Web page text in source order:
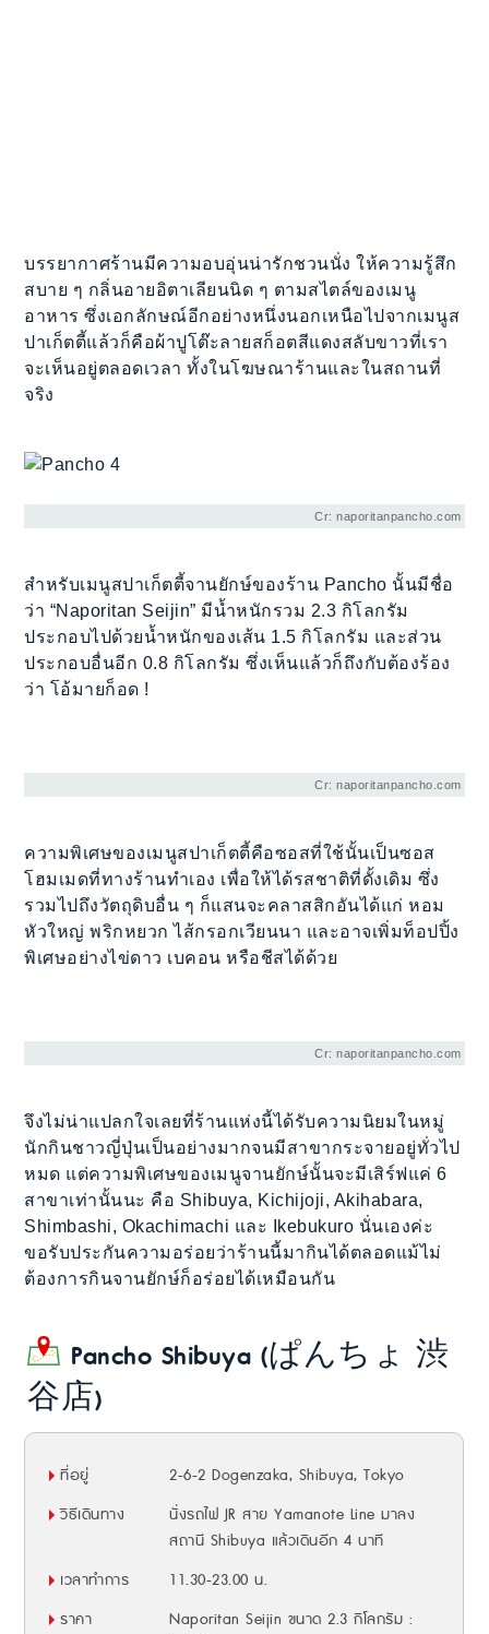
บรรยากาศร้านมีความอบอุ่นน่ารักชวนนั่ง ให้ความรู้สึก
สบาย ๆ กลิ่นอายอิตาเลียนนิด ๆ ตามสไตล์ของเมนู
อาหาร ซึ่งเอกลักษณ์อีกอย่างหนึ่งนอกเหนือไปจากเมนูส
ปาเก็ตตี้แล้วก็คือผ้าปูโต๊ะลายสก็อตสีแดงสลับขาวที่เรา
จะเห็นอยู่ตลอดเวลา ทั้งในโฆษณาร้านและในสถานที่
จริง
Cr: naporitanpancho.com
สำหรับเมนูสปาเก็ตตี้จานยักษ์ของร้าน Pancho นั้นมีชื่อ
ว่า “Naporitan Seijin” มีน้ำหนักรวม 2.3 กิโลกรัม
ประกอบไปด้วยน้ำหนักของเส้น 1.5 กิโลกรัม และส่วน
ประกอบอื่นอีก 0.8 กิโลกรัม ซึ่งเห็นแล้วก็ถึงกับต้องร้อง
ว่า โอ้มายก็อด !
Cr: naporitanpancho.com
ความพิเศษของเมนูสปาเก็ตตี้คือซอสที่ใช้นั้นเป็นซอส
โฮมเมดที่ทางร้านทำเอง เพื่อให้ได้รสชาติที่ดั้งเดิม ซึ่ง
รวมไปถึงวัตถุดิบอื่น ๆ ก็แสนจะคลาสสิกอันได้แก่ หอม
หัวใหญ่ พริกหยวก ไส้กรอกเวียนนา และอาจเพิ่มท็อปปิ้ง
พิเศษอย่างไข่ดาว เบคอน หรือชีสได้ด้วย
Cr: naporitanpancho.com
จึงไม่น่าแปลกใจเลยที่ร้านแห่งนี้ได้รับความนิยมในหมู่
นักกินชาวญี่ปุ่นเป็นอย่างมากจนมีสาขากระจายอยู่ทั่วไป
หมด แต่ความพิเศษของเมนูจานยักษ์นั้นจะมีเสิร์ฟแค่ 6
สาขาเท่านั้นนะ คือ Shibuya, Kichijoji, Akihabara,
Shimbashi, Okachimachi และ Ikebukuro นั่นเองค่ะ
ขอรับประกันความอร่อยว่าร้านนี้มากินได้ตลอดแม้ไม่
ต้องการกินจานยักษ์ก็อร่อยได้เหมือนกัน
Pancho Shibuya (ぱんちょ 渋
谷店)
ที่อยู่
2-6-2 Dogenzaka, Shibuya, Tokyo
วิธีเดินทาง
นั่งรถไฟ JR สาย Yamanote Line มาลง
สถานี Shibuya แล้วเดินอีก 4 นาที
เวลาทำการ
11.30-23.00 น.
ราคา
Naporitan Seijin ขนาด 2.3 กิโลกรัม :